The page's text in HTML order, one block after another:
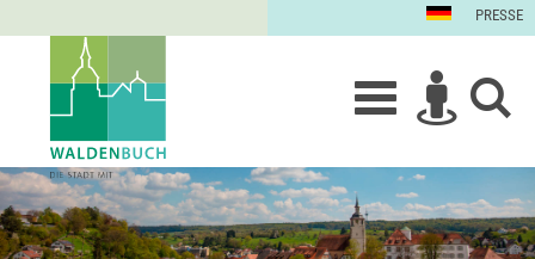
PRESSE